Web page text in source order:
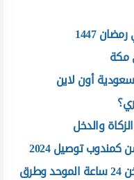
1447
مكة
أون لاين
والدخل
توصيل 2024
رقم تابي السعودية الخط الساخن 24 ساعة الموحد وطرق